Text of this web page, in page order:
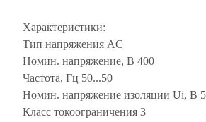
Характеристики:
Тип напряжения AC
Номин. напряжение, В 400
Частота, Гц 50...50
Номин. напряжение изоляции Ui, В
Класс токоограничения 3